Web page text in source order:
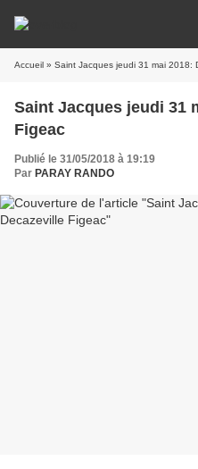
Accueil » Saint Jacques jeudi 31 mai 2018:
Saint Jacques jeudi 31
Figeac
Publié le 31/05/2018 à 19:19
Par PARAY RANDO